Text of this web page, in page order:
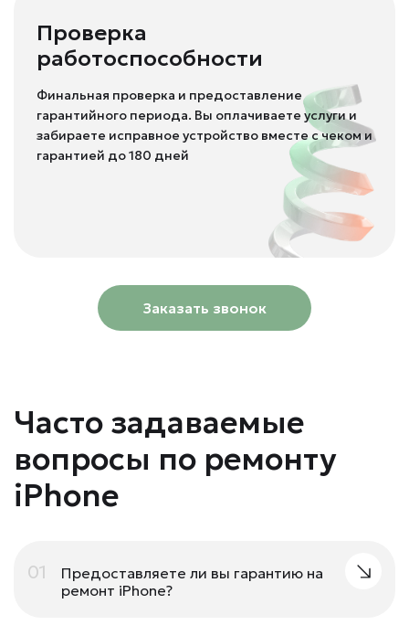
Проверка
работоспособности
Финальная проверка и предоставление
гарантийного периода. Вы оплачиваете услуги и
забираете исправное устройство вместе с чеком и
гарантией до 180 дней
Заказать звонок
Часто задаваемые
вопросы по ремонту
iPhone
01
Предоставляете ли вы гарантию на
ремонт iPhone?